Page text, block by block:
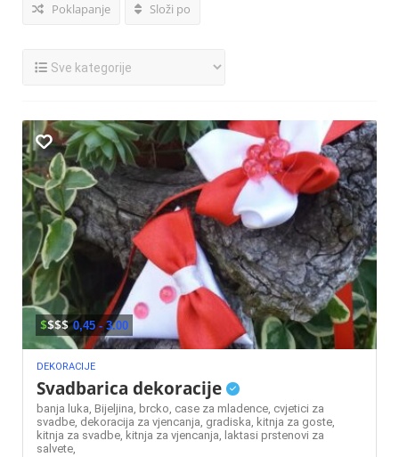
Poklapanje Složi po
$$$$ 0,45 - 3.00
DEKORACIJE
Svadbarica dekoracije
banja luka, Bijeljina, brcko, case za mladence, cvjetici za
svadbe, dekoracija za vjencanja, gradiska, kitnja za goste,
kitnja za svadbe, kitnja za vjencanja, laktasi prstenovi za
salvete,